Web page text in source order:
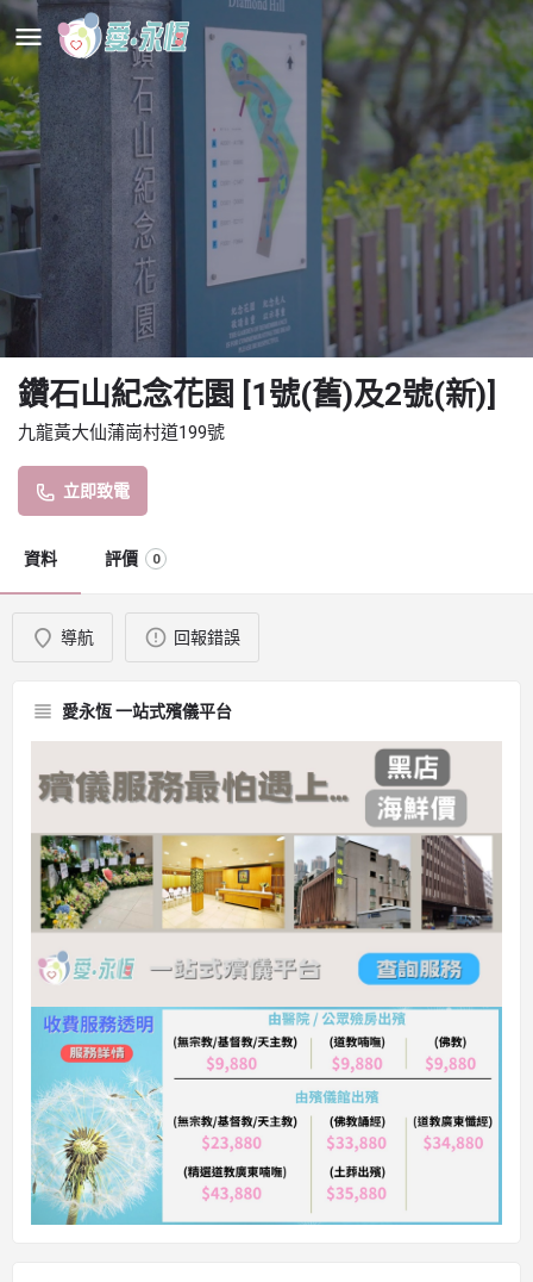
鑽石山紀念花園 [1號(舊)及2號(新)]
九龍黃大仙蒲崗村道199號
立即致電
資料 評價 0
導航 回報錯誤
愛永恆 一站式殯儀平台